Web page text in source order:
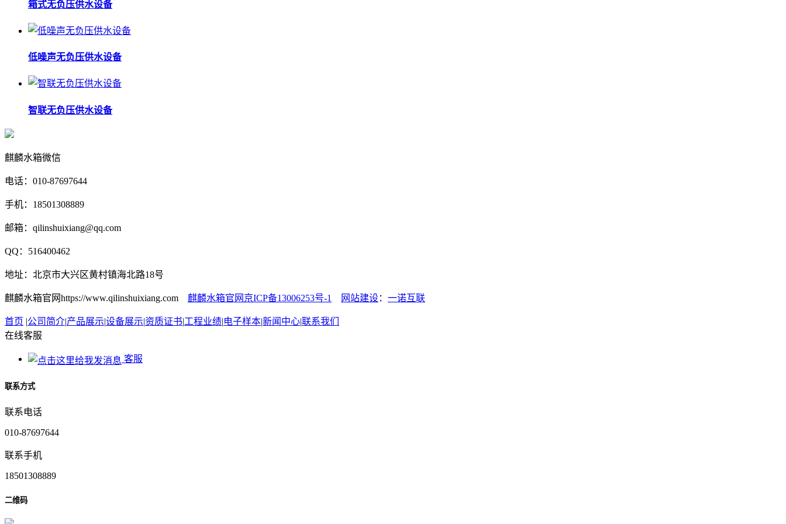
箱式无负压供水设备
低噪声无负压供水设备
智联无负压供水设备
麒麟水箱微信
电话：010-87697644
手机：18501308889
邮箱：qilinshuixiang@qq.com
QQ：516400462
地址：北京市大兴区黄村镇海北路18号
麒麟水箱官网https://www.qilinshuixiang.com 麒麟水箱官网京ICP备13006253号-1 网站建设： 一诺互联
首页 |公司简介|产品展示|设备展示|资质证书|工程业绩|电子样本|新闻中心|联系我们
在线客服
客服
联系方式
联系电话
010-87697644
联系手机
18501308889
二维码